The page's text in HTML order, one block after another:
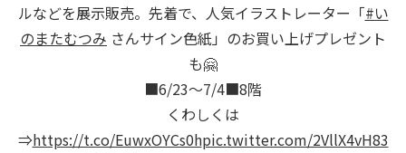
ルなどを展示販売。先着で、人気イラストレーター「#い
のまたむつみ さんサイン色紙」のお買い上げプレゼント
も🤗
■6/23～7/4■8階
くわしくは
⇒https://t.co/EuwxOYCs0hpic.twitter.com/2VllX4vH83